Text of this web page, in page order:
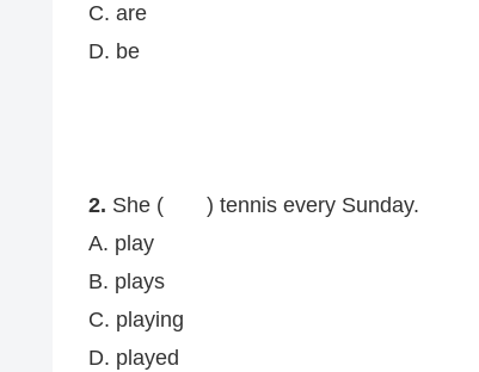
C. are
D. be
2. She ( ) tennis every Sunday.
A. play
B. plays
C. playing
D. played